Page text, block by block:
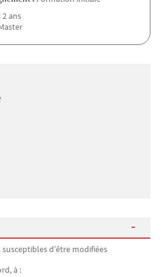
2 ans
d’être modifiées
à :